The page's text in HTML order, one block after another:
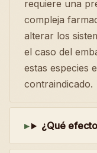
requiere una
compleja
alterar los
el caso del
estas especies
contraindicado.
¿Qué